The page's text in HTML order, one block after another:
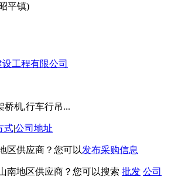
平镇)
工程有限公司
桥机,行车行吊...
式|公司地址
区供应商？您可以发布采购信息
南地区供应商？您可以搜索 批发 公司